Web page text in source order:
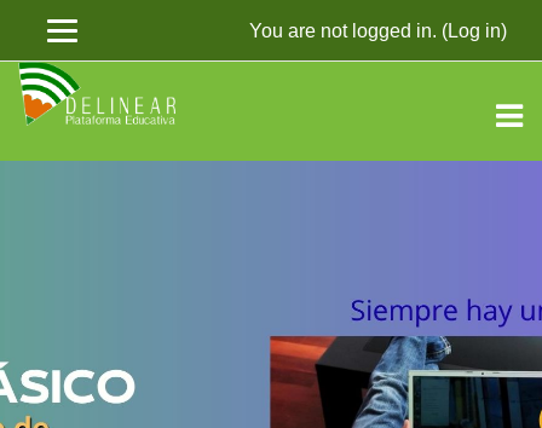
Skip
main
content
You are not logged in. (Log in)